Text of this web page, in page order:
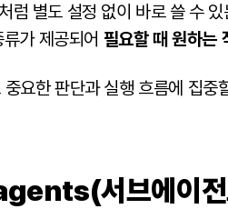
별도 설정 없이 바로 쓸 수
가 제공되어 필요할 때 원하는
요한 판단과 실행 흐름에 집중
서브에이